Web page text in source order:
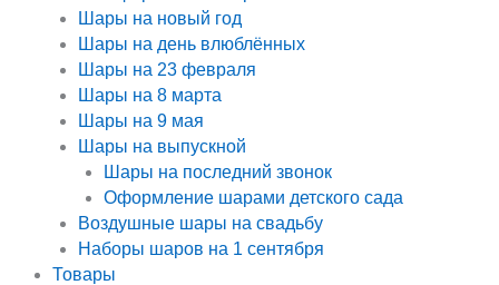
Шары на новый год
Шары на день влюблённых
Шары на 23 февраля
Шары на 8 марта
Шары на 9 мая
Шары на выпускной
Шары на последний звонок
Оформление шарами детского сада
Воздушные шары на свадьбу
Наборы шаров на 1 сентября
Товары